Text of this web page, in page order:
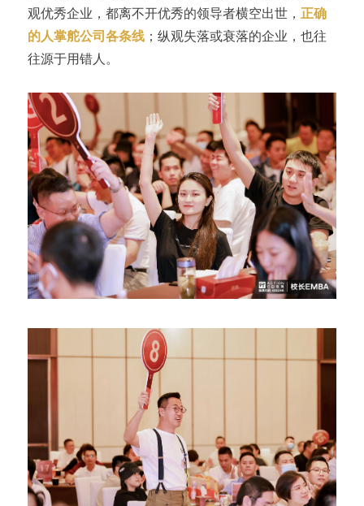
观优秀企业，都离不开优秀的领导者横空出世， 正确
的人掌舵公司各条线；纵观失落或衰落的企业，也往
往源于用错人。